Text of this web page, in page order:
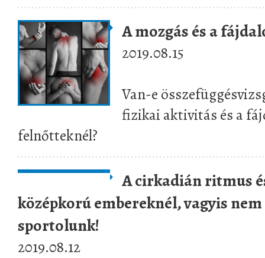
A mozgás és a
2019.08.15
Van-e
fizikai aktivitás és a
felnőtteknél?
A cirkadián ritmus
középkorú embereknél, vagyis
sportolunk!
2019.08.12